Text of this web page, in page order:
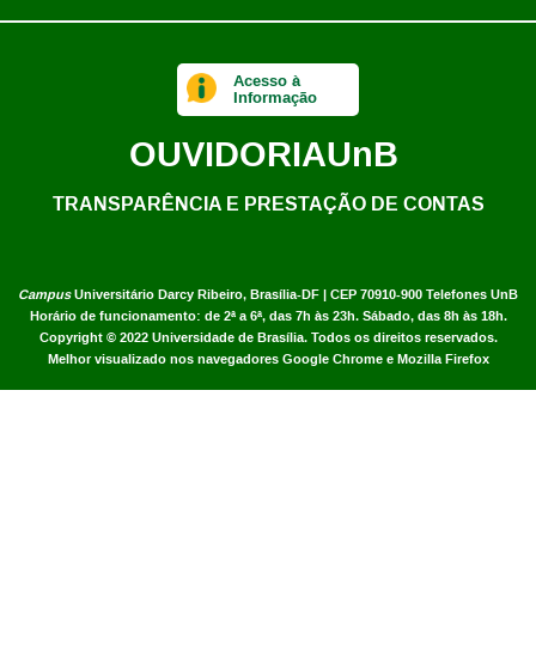
CampusUniversitário Darcy Ribeiro, Brasília-DF | CEP 70910-900 Telefones UnB
Horário de funcionamento: de 2ª a 6ª, das 7h às 23h. Sábado, das 8h às 18h.
Copyright © 2022 Universidade de Brasília. Todos os direitos reservados.
Melhor visualizado nos navegadores Google Chrome e Mozilla Firefox
Acesso à
Informação
OUVIDORIAUnB
TRANSPARÊNCIA E PRESTAÇÃO DE CONTAS